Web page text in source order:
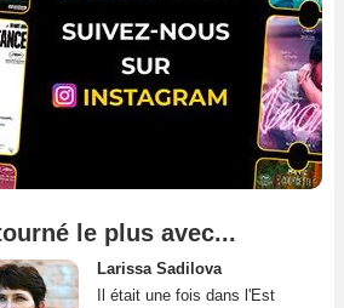
le plus avec...
Larissa Sadilova
Il était une fois dans l'Est